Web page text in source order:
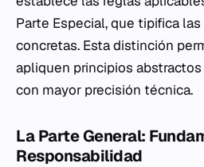
Parte Especial, que tipifica
concretas. Esta distinción
apliquen principios
con mayor precisión técnica.
La Parte General:
Responsabilidad